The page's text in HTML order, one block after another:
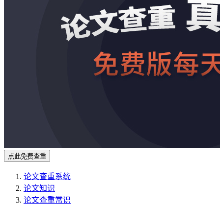
点此免费查重
论文查重系统
论文知识
论文查重常识